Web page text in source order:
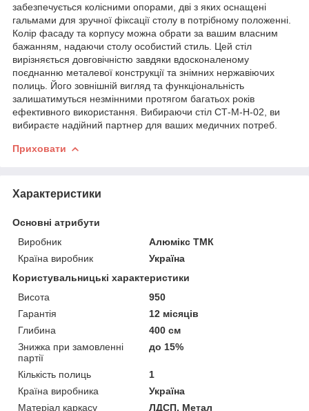
забезпечується колісними опорами, дві з яких оснащені
гальмами для зручної фіксації столу в потрібному положенні.
Колір фасаду та корпусу можна обрати за вашим власним
бажанням, надаючи столу особистий стиль. Цей стіл
вирізняється довговічністю завдяки вдосконаленому
поєднанню металевої конструкції та знімних нержавіючих
полиць. Його зовнішній вигляд та функціональність
залишатимуться незмінними протягом багатьох років
ефективного використання. Вибираючи стіл СТ-М-Н-02, ви
вибираєте надійний партнер для ваших медичних потреб.
Приховати
Характеристики
Основні атрибути
Виробник
Алюмікс ТМК
Країна виробник
Україна
Користувальницькі характеристики
Висота
950
Гарантія
12 місяців
Глибина
400 см
Знижка при замовленні
партії
до 15%
Кількість полиць
1
Країна виробника
Україна
Матеріал каркасу
ЛДСП, Метал